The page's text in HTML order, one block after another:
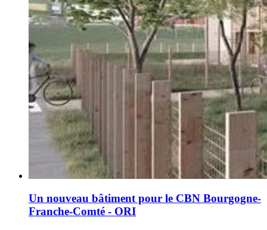
Un nouveau bâtiment pour le CBN Bourgogne-
Franche-Comté - ORI